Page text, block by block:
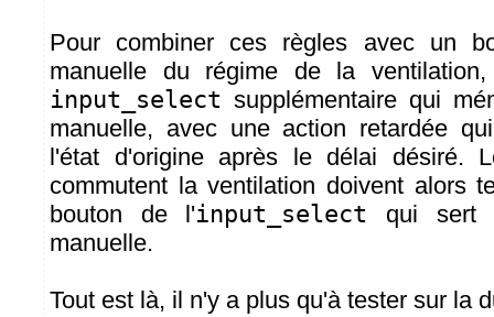
Pour combiner ces règles avec un
manuelle du régime de la
input_select supplémentaire qui
manuelle, avec une action retardée
l'état d'origine après le délai désiré.
commutent la ventilation doivent alors
bouton de l'input_select qui sert
manuelle.
Tout est là, il n'y a plus qu'à tester sur la